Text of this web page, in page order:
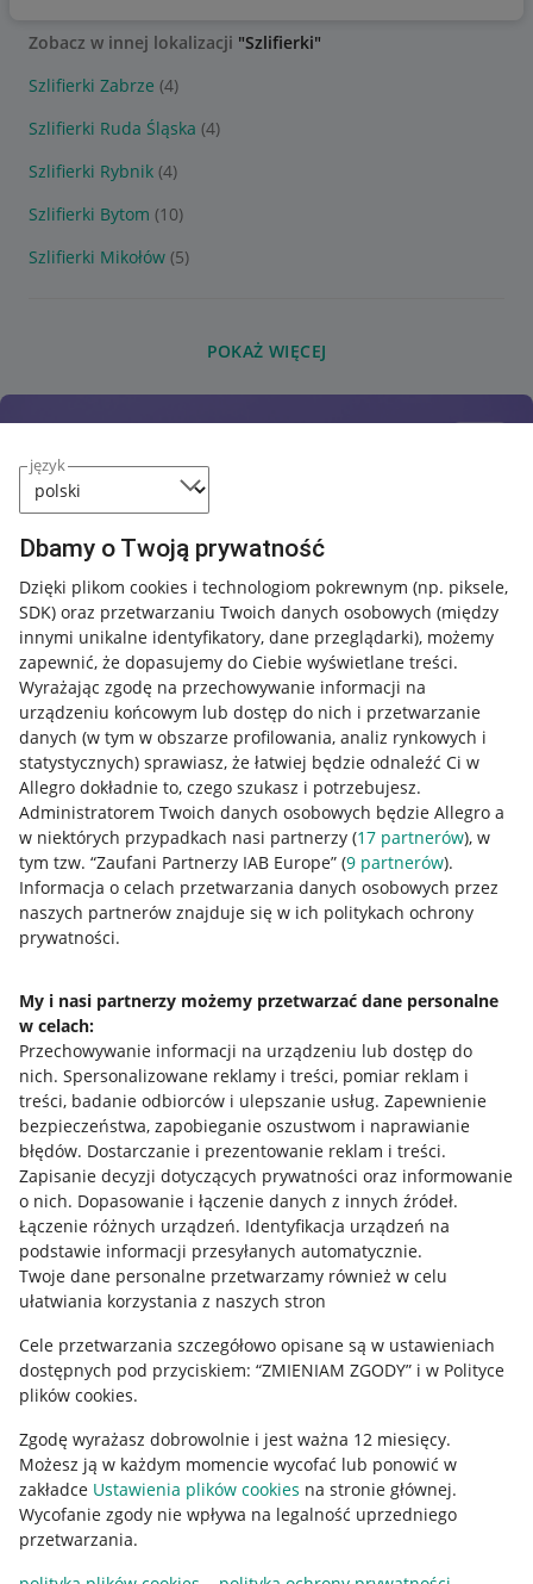
język
Dbamy o Twoją prywatność
Dzięki plikom cookies i technologiom pokrewnym (np. piksele,
SDK) oraz przetwarzaniu Twoich danych osobowych (między
innymi unikalne identyfikatory, dane przeglądarki), możemy
zapewnić, że dopasujemy do Ciebie wyświetlane treści.
Wyrażając zgodę na przechowywanie informacji na
urządzeniu końcowym lub dostęp do nich i przetwarzanie
danych (w tym w obszarze profilowania, analiz rynkowych i
statystycznych) sprawiasz, że łatwiej będzie odnaleźć Ci w
Allegro dokładnie to, czego szukasz i potrzebujesz.
Administratorem Twoich danych osobowych będzie Allegro a
w niektórych przypadkach nasi partnerzy (17 partnerów), w
tym tzw. “Zaufani Partnerzy IAB Europe” (9 partnerów).
Informacja o celach przetwarzania danych osobowych przez
naszych partnerów znajduje się w ich politykach ochrony
prywatności.
My i nasi partnerzy możemy przetwarzać dane personalne
w celach:
Przechowywanie informacji na urządzeniu lub dostęp do
nich. Spersonalizowane reklamy i treści, pomiar reklam i
treści, badanie odbiorców i ulepszanie usług. Zapewnienie
bezpieczeństwa, zapobieganie oszustwom i naprawianie
błędów. Dostarczanie i prezentowanie reklam i treści.
Zapisanie decyzji dotyczących prywatności oraz informowanie
o nich. Dopasowanie i łączenie danych z innych źródeł.
Łączenie różnych urządzeń. Identyfikacja urządzeń na
podstawie informacji przesyłanych automatycznie.
Twoje dane personalne przetwarzamy również w celu
ułatwiania korzystania z naszych stron
Cele przetwarzania szczegółowo opisane są w ustawieniach
dostępnych pod przyciskiem: “ZMIENIAM ZGODY” i w Polityce
plików cookies.
Zgodę wyrażasz dobrowolnie i jest ważna 12 miesięcy.
Możesz ją w każdym momencie wycofać lub ponowić w
zakładce Ustawienia plików cookies na stronie głównej.
Wycofanie zgody nie wpływa na legalność uprzedniego
przetwarzania.
Zobacz w innej lokalizacji "Szlifierki"
Szlifierki Zabrze (4)
Szlifierki Ruda Śląska (4)
Szlifierki Rybnik (4)
Szlifierki Bytom (10)
Szlifierki Mikołów (5)
POKAŻ WIĘCEJ
Przydatne informacje
Jak to działa
Allegro Gadane dla sprzedających
Allegro Gadane dla kupujących
Mapa miejscowości
Informacje prawne
Regulamin
Polityka plików "cookies"
Ustawienia plików "cookies"
Udostępnianie lokalizacji
Informacje dla Aktu o Usługach Cyfrowych
Pobierz aplikację